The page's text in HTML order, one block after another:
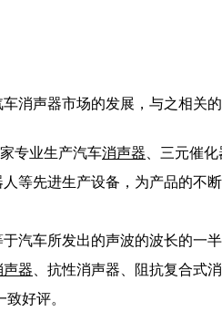
消声器市场的发展，与之相关
专业生产汽车消声器 、三元催
等先进生产设备，为产品的不
汽车所发出的声波的波长的一
声器 、抗性消声器、阻抗复合式
好评。